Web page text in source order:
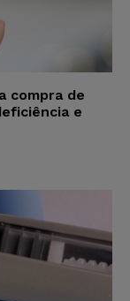
compra de
e